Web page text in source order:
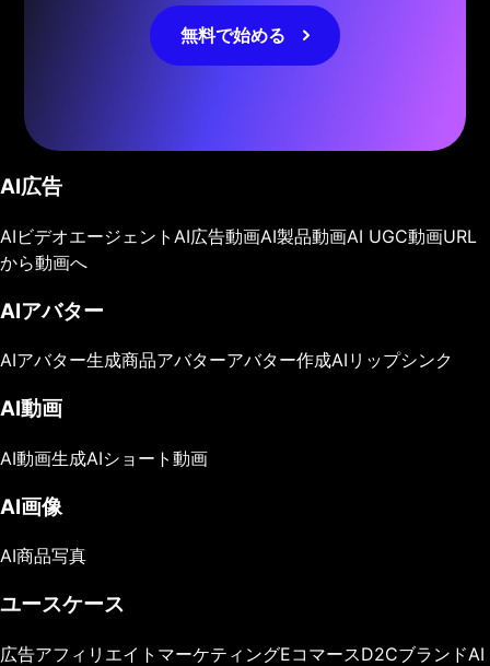
無料で始める
AI広告
AIビデオエージェント AI広告動画AI製品動画AI UGC動画URL
から動画へ
AIアバター
AIアバター生成商品アバターアバター作成AIリップシンク
AI動画
AI動画生成AIショート動画
AI画像
AI商品写真
ユースケース
広告アフィリエイトマーケティングEコマースD2CブランドAI